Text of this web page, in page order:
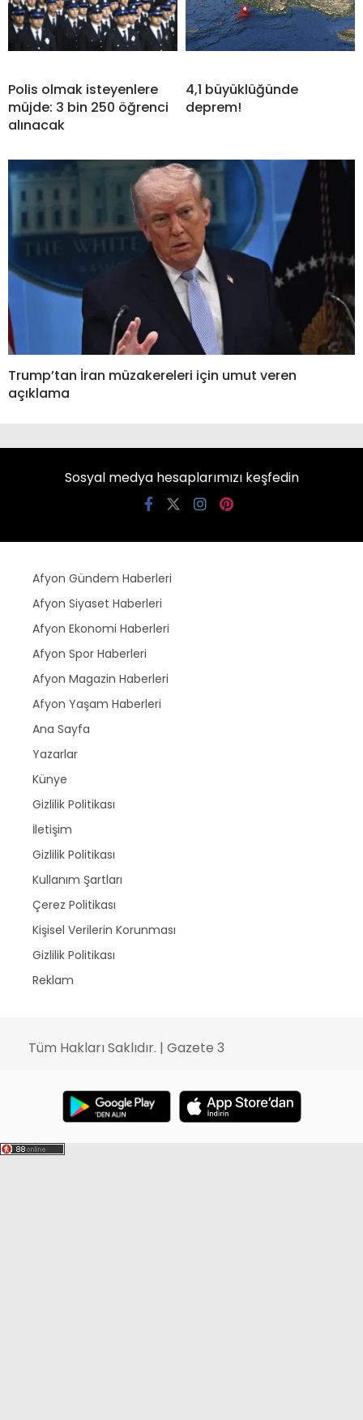
Polis olmak isteyenlere
müjde: 3 bin 250 öğrenci
alınacak
4,1 büyüklüğünde
deprem!
Trump’tan İran müzakereleri için umut veren
açıklama
Sosyal medya hesaplarımızı keşfedin
Afyon Gündem Haberleri
Afyon Siyaset Haberleri
Afyon Ekonomi Haberleri
Afyon Spor Haberleri
Afyon Magazin Haberleri
Afyon Yaşam Haberleri
Ana Sayfa
Yazarlar
Künye
Gizlilik Politikası
İletişim
Gizlilik Politikası
Kullanım Şartları
Çerez Politikası
Kişisel Verilerin Korunması
Gizlilik Politikası
Reklam
Tüm Hakları Saklıdır. | Gazete 3